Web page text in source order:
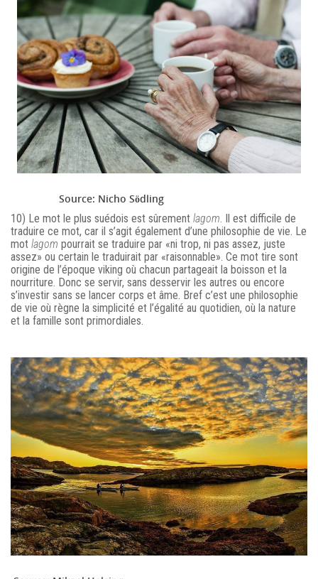
Source: Nicho Södling
10) Le mot le plus suédois est sûrement lagom. Il est difficile de
traduire ce mot, car il s’agit également d’une philosophie de vie. Le
mot lagom pourrait se traduire par «ni trop, ni pas assez, juste
assez» ou certain le traduirait par «raisonnable». Ce mot tire sont
origine de l’époque viking où chacun partageait la boisson et la
nourriture. Donc se servir, sans desservir les autres ou encore
s’investir sans se lancer corps et âme. Bref c’est une philosophie
de vie où règne la simplicité et l’égalité au quotidien, où la nature
et la famille sont primordiales.